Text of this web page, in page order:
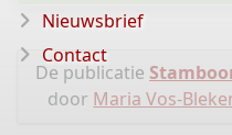
De publicatie
door Maria Vos-
Nieuwsbrief
Contact